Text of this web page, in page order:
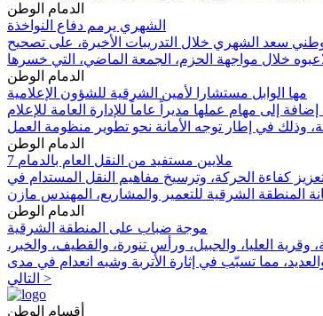
الدمام الوطن
الشهري يرمم دفاع النواخذة
روشن السعودي للمحترفين، وركز مدربه الوطني سعد الشهري خلال التدريبات الأخيرة، على تصحيح
الدمام الوطن
مها الوابل مستشارا لأمين الشرقية للشؤون الإعلامية
إلى مهام عملها مديراً عاماً للإدارة العامة للإعلام
الدمام الوطن
7 ملايين مستفيد من النقل العام بالدمام
منظومة التنقل الحضري، وتعزيز كفاءة الحركة، وترسيخ مفاهيم النقل المستدام في
الدمام الوطن
موجة ضباب على المنطقة الشرقية
العليا، والجبيل، ورأس تنورة، والقطيف، والخبر،
التالي >
أقسام الوطن